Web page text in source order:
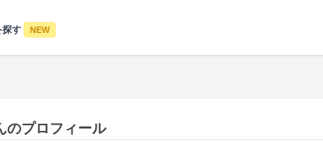
探す NEW
のプロフィール